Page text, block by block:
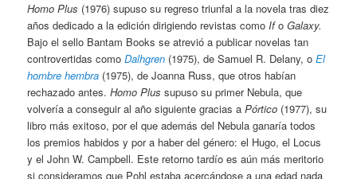
Homo Plus (1976) supuso su regreso triunfal a la novela tras diez
años dedicado a la edición dirigiendo revistas comoIfoGalaxy.
Bajo el sello Bantam Books se atrevió a publicar novelas tan
controvertidas comoDalhgren (1975), de Samuel R. Delany, oEl
hombre hembra (1975), de Joanna Russ, que otros habían
rechazado antes.Homo Plus supuso su primer Nebula, que
volvería a conseguir al año siguiente gracias aPórtico (1977), su
libro más exitoso, por el que además del Nebula ganaría todos
los premios habidos y por a haber del género: el Hugo, el Locus
y el John W. Campbell. Este retorno tardío es aún más meritorio
si consideramos que Pohl estaba acercándose a una edad nada